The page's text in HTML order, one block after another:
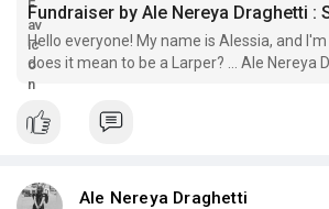
Hello everyone! My name is Alessia, and
does it mean to be a Larper? … Ale Nereya
support for Save LARP from Covid-19
Ale Nereya Draghetti